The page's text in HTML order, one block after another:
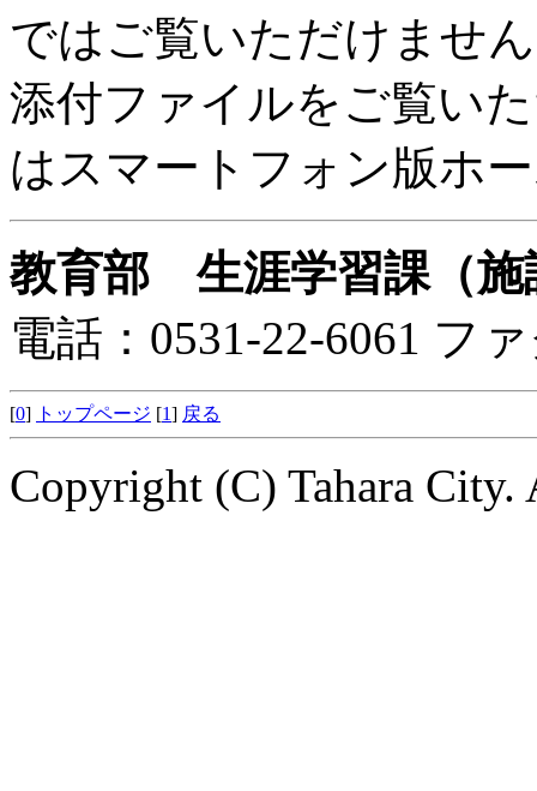
ではご覧いただけませ
添付ファイルをご覧い
はスマートフォン版ホ
教育部 生涯学習課（施
電話：0531-22-6061 フ
[0] トップページ [1] 戻る
Copyright (C) Tahara City.